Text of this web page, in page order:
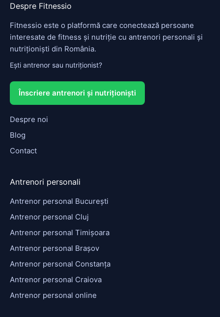
Despre Fitnessio
Fitnessio este o platformă care conectează persoane
interesate de fitness și nutriție cu antrenori personali și
nutriționiști din România.
Ești antrenor sau nutriționist?
Înscriere antrenori și nutriționiști
Despre noi
Blog
Contact
Antrenori personali
Antrenor personal București
Antrenor personal Cluj
Antrenor personal Timișoara
Antrenor personal Brașov
Antrenor personal Constanța
Antrenor personal Craiova
Antrenor personal online